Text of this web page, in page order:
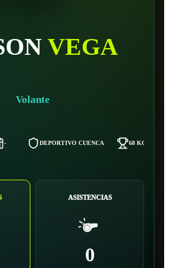
VEGA
Volante
- DEPORTIVO CUENCA 68 KG
ASISTENCIAS
0